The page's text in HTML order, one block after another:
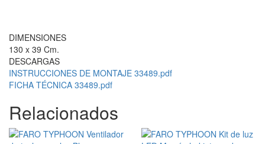
DIMENSIONES
130 x 39 Cm.
DESCARGAS
INSTRUCCIONES DE MONTAJE 33489.pdf
FICHA TÉCNICA 33489.pdf
Relacionados